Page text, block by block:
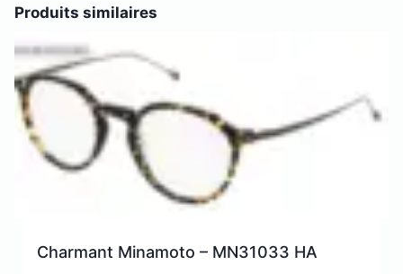
Produits similaires
Charmant Minamoto – MN31033 HA